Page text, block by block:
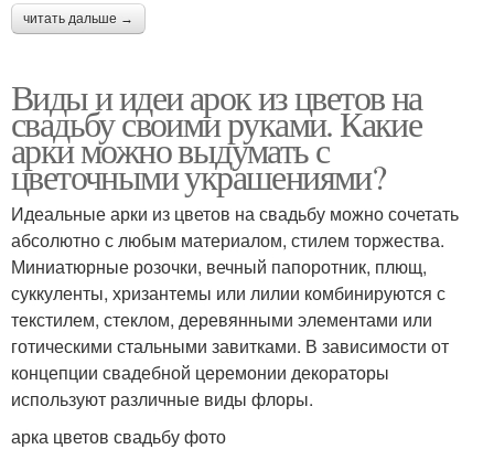
читать дальше →
Виды и идеи арок из цветов на
свадьбу своими руками. Какие
арки можно выдумать с
цветочными украшениями?
Идеальные арки из цветов на свадьбу можно сочетать
абсолютно с любым материалом, стилем торжества.
Миниатюрные розочки, вечный папоротник, плющ,
суккуленты, хризантемы или лилии комбинируются с
текстилем, стеклом, деревянными элементами или
готическими стальными завитками. В зависимости от
концепции свадебной церемонии декораторы
используют различные виды флоры.
арка цветов свадьбу фото